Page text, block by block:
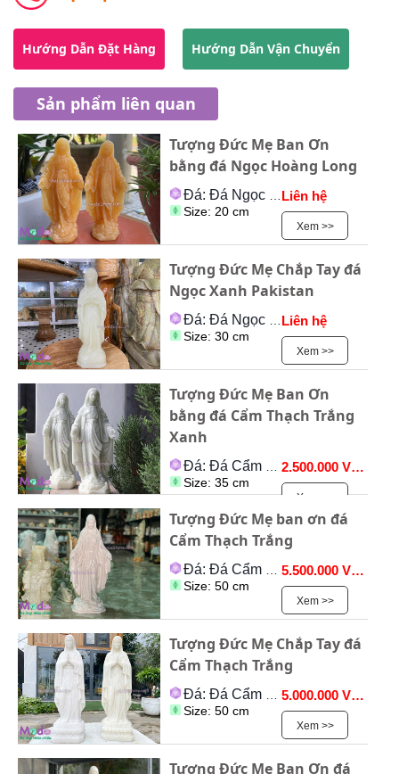
Hướng Dẫn Đặt Hàng Hướng Dẫn Vận Chuyển
Sản phẩm liên quan
Tượng Đức Mẹ Ban Ơn
bằng đá Ngọc Hoàng Long
Đá: Đá Ngọc Onyx
Size: 20 cm
Liên hệ
Xem >>
Tượng Đức Mẹ Chắp Tay đá
Ngọc Xanh Pakistan
Đá: Đá Ngọc Onyx
Size: 30 cm
Liên hệ
Xem >>
Tượng Đức Mẹ Ban Ơn
bằng đá Cẩm Thạch Trắng
Xanh
Đá: Đá Cẩm Thạch
Size: 35 cm
2.500.000 VNĐ
Xem >>
Tượng Đức Mẹ ban ơn đá
Cẩm Thạch Trắng
Đá: Đá Cẩm Thạch
Size: 50 cm
5.500.000 VNĐ
Xem >>
Tượng Đức Mẹ Chắp Tay đá
Cẩm Thạch Trắng
Đá: Đá Cẩm Thạch
Size: 50 cm
5.000.000 VNĐ
Xem >>
Tượng Đức Mẹ Ban Ơn đá